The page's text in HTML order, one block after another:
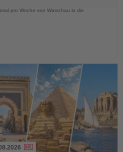
pro Woche von Warschau in die